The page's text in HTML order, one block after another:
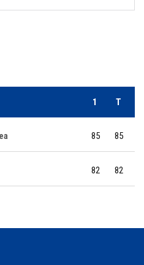
1 T
85 85
82 82